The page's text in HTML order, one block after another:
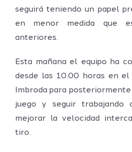
seguirá teniendo un papel
en menor medida que
anteriores.
Esta mañana el equipo ha
desde las 10.00 horas en el
Imbroda para
juego y seguir trabajando
mejorar la velocidad
tiro.